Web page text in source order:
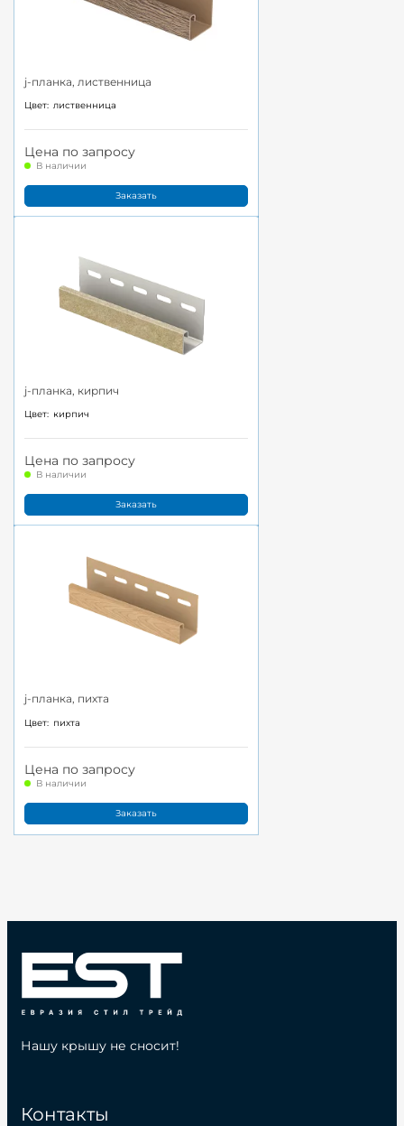
j-планка, лиственница
Цвет: лиственница
Цена по запросу
В наличии
Заказать
j-планка, кирпич
Цвет: кирпич
Цена по запросу
В наличии
Заказать
j-планка, пихта
Цвет: пихта
Цена по запросу
В наличии
Заказать
Контакты
Нашу крышу не сносит!